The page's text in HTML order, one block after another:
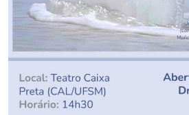
Controladoria-Geral da União
Ministério da Mulher, da Família e dos Direitos
Secretaria-Geral